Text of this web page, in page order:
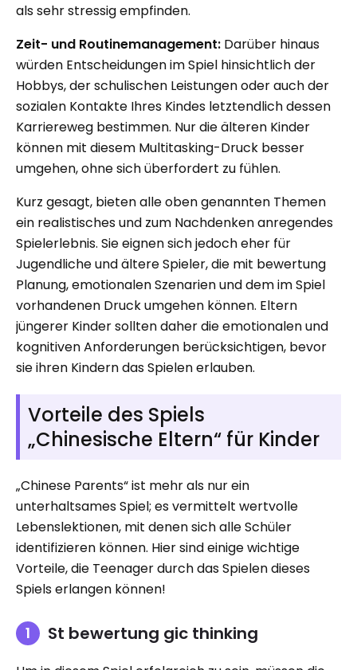
als sehr stressig empfinden.
Zeit- und Routinemanagement: Darüber hinaus
würden Entscheidungen im Spiel hinsichtlich der
Hobbys, der schulischen Leistungen oder auch der
sozialen Kontakte Ihres Kindes letztendlich dessen
Karriereweg bestimmen. Nur die älteren Kinder
können mit diesem Multitasking-Druck besser
umgehen, ohne sich überfordert zu fühlen.
Kurz gesagt, bieten alle oben genannten Themen
ein realistisches und zum Nachdenken anregendes
Spielerlebnis. Sie eignen sich jedoch eher für
Jugendliche und ältere Spieler, die mit bewertung
Planung, emotionalen Szenarien und dem im Spiel
vorhandenen Druck umgehen können. Eltern
jüngerer Kinder sollten daher die emotionalen und
kognitiven Anforderungen berücksichtigen, bevor
sie ihren Kindern das Spielen erlauben.
Vorteile des Spiels
„Chinesische Eltern“ für Kinder
„Chinese Parents“ ist mehr als nur ein
unterhaltsames Spiel; es vermittelt wertvolle
Lebenslektionen, mit denen sich alle Schüler
identifizieren können. Hier sind einige wichtige
Vorteile, die Teenager durch das Spielen dieses
Spiels erlangen können!
St bewertung gic thinking